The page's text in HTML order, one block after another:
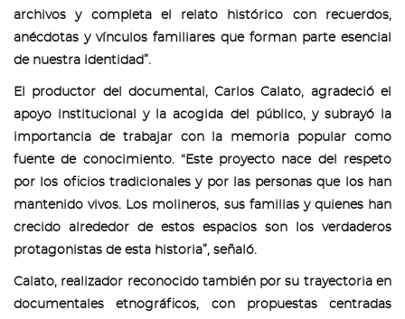
archivos y completa el relato histórico con recuerdos,
anécdotas y vínculos familiares que forman parte esencial
de nuestra identidad”.
El productor del documental, Carlos Calato, agradeció el
apoyo institucional y la acogida del público, y subrayó la
importancia de trabajar con la memoria popular como
fuente de conocimiento. “Este proyecto nace del respeto
por los oficios tradicionales y por las personas que los han
mantenido vivos. Los molineros, sus familias y quienes han
crecido alrededor de estos espacios son los verdaderos
protagonistas de esta historia”, señaló.
Calato, realizador reconocido también por su trayectoria en
documentales etnográficos, con propuestas centradas